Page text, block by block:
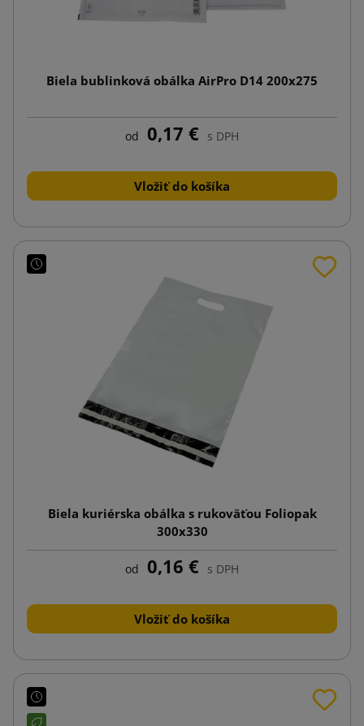
Biela bublinková obálka AirPro D14 200x275
od 0,17 € s DPH
Vložiť do košíka
Biela kuriérska obálka s rukoväťou Foliopak
300x330
od 0,16 € s DPH
Vložiť do košíka